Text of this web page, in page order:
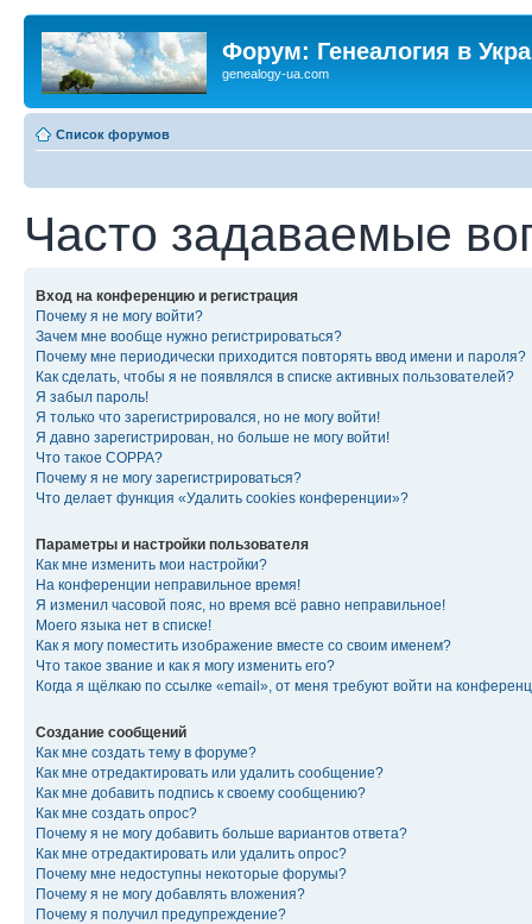
Форум: Генеалогия в
genealogy-ua.com
Список форумов
Часто задаваемые
Вход на конференцию и регистрация
Почему я не могу войти?
Зачем мне вообще нужно регистрироваться?
Почему мне периодически приходится повторять ввод имени и пароля?
Как сделать, чтобы я не появлялся в списке активных пользователей?
Я забыл пароль!
Я только что зарегистрировался, но не могу войти!
Я давно зарегистрирован, но больше не могу войти!
Что такое COPPA?
Почему я не могу зарегистрироваться?
Что делает функция «Удалить cookies конференции»?
Параметры и настройки пользователя
Как мне изменить мои настройки?
На конференции неправильное время!
Я изменил часовой пояс, но время всё равно неправильное!
Моего языка нет в списке!
Как я могу поместить изображение вместе со своим именем?
Что такое звание и как я могу изменить его?
Когда я щёлкаю по ссылке «email», от меня требуют войти на
Создание сообщений
Как мне создать тему в форуме?
Как мне отредактировать или удалить сообщение?
Как мне добавить подпись к своему сообщению?
Как мне создать опрос?
Почему я не могу добавить больше вариантов ответа?
Как мне отредактировать или удалить опрос?
Почему мне недоступны некоторые форумы?
Почему я не могу добавлять вложения?
Почему я получил предупреждение?